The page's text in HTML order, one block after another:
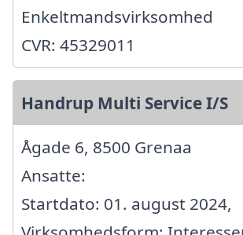
Enkeltmandsvirksomhed
CVR: 45329011
Handrup Multi Service I/S
Ågade 6, 8500 Grenaa
Ansatte:
Startdato: 01. august 2024,